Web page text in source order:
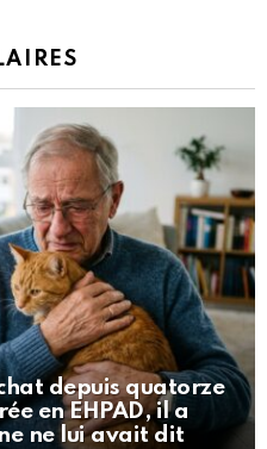
depuis quatorze
en EHPAD, il a
ne lui avait dit